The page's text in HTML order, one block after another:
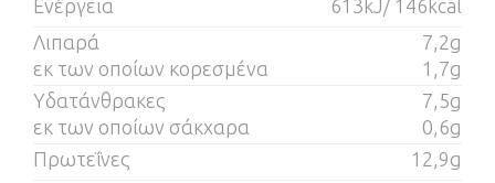
Ενέργεια
613kJ/ 146kcal
Λιπαρά
7,2g
εκ των οποίων κορεσμένα
1,7g
Υδατάνθρακες
7,5g
εκ των οποίων σάκχαρα
0,6g
Πρωτεΐνες
12,9g